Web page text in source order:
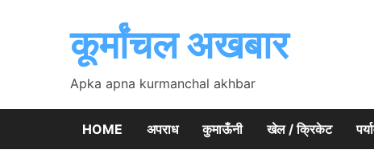
कूर्मांचल अखबार
Apka apna kurmanchal akhbar
HOME अपराध कुमाऊँनी खेल / क्रिकेट